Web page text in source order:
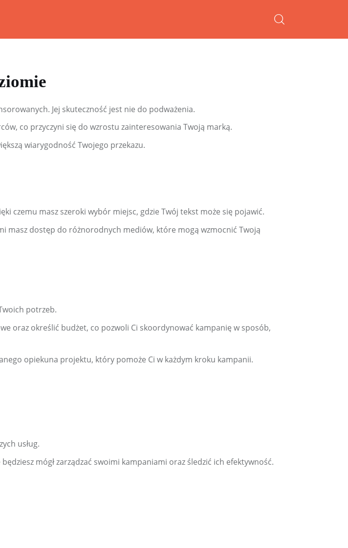
Jej skuteczność jest nie do podważenia.
co przyczyni się do wzrostu zainteresowania Twoją marką.
wiarygodność Twojego przekazu.
czemu masz szeroki wybór miejsc, gdzie Twój tekst może się pojawić.
masz dostęp do różnorodnych mediów, które mogą wzmocnić Twoją
potrzeb.
oraz określić budżet, co pozwoli Ci skoordynować kampanię w sposób,
opiekuna projektu, który pomoże Ci w każdym kroku kampanii.
usług.
mógł zarządzać swoimi kampaniami oraz śledzić ich efektywność.